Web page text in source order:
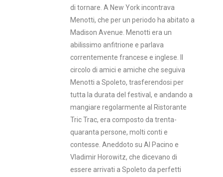
di tornare. A New York incontrava
Menotti, che per un periodo ha abitato a
Madison Avenue. Menotti era un
abilissimo anfitrione e parlava
correntemente francese e inglese. Il
circolo di amici e amiche che seguiva
Menotti a Spoleto, trasferendosi per
tutta la durata del festival, e andando a
mangiare regolarmente al Ristorante
Tric Trac, era composto da trenta-
quaranta persone, molti conti e
contesse. Aneddoto su Al Pacino e
Vladimir Horowitz, che dicevano di
essere arrivati a Spoleto da perfetti